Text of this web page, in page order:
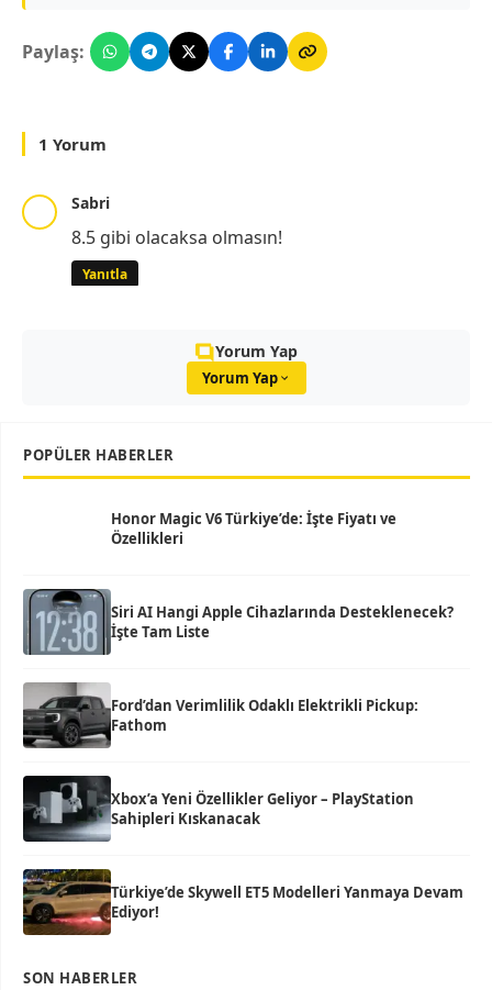
Paylaş:
1 Yorum
Sabri
8.5 gibi olacaksa olmasın!
Yanıtla
Yorum Yap
Yorum Yap
POPÜLER HABERLER
Honor Magic V6 Türkiye’de: İşte Fiyatı ve
Özellikleri
Siri AI Hangi Apple Cihazlarında Desteklenecek?
İşte Tam Liste
Ford’dan Verimlilik Odaklı Elektrikli Pickup:
Fathom
Xbox’a Yeni Özellikler Geliyor – PlayStation
Sahipleri Kıskanacak
Türkiye’de Skywell ET5 Modelleri Yanmaya Devam
Ediyor!
SON HABERLER